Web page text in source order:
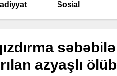
Sosial
səbəbilə
azyaşlı ölüb